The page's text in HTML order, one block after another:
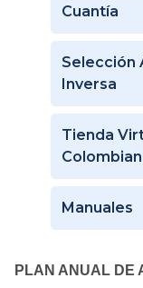
Cuantía
Selección
Inversa
Tienda
Manuales
PLAN ANUAL DE